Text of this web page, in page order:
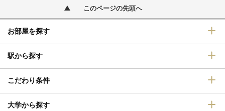
このページの先頭へ
お部屋を探す
駅から探す
こだわり条件
大学から探す